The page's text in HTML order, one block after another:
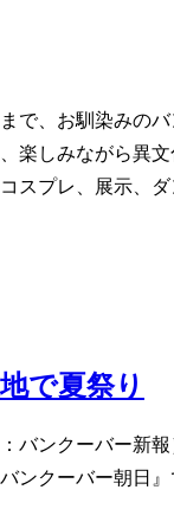
で、お馴染みの
楽しみながら異
スプレ、展示、
で夏祭り
バンクーバー新
ンクーバー朝日